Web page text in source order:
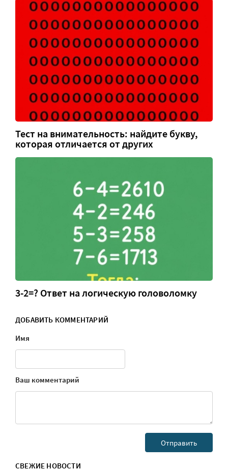
Тест на внимательность: найдите букву,
которая отличается от других
3-2=? Ответ на логическую головоломку
ДОБАВИТЬ КОММЕНТАРИЙ
Имя
Ваш комментарий
СВЕЖИЕ НОВОСТИ